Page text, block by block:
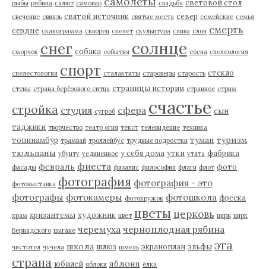
рыбы рябина салют самовар свадьба световой стол
свечение свиязь святой источник святые места север семейские семья
сердце сканограмма скворец скелет скульптура слива слон смерть
сморчок снег собака события солнце сосна спелеология
спелестология спорт сталактиты староверы старость стекло
стены страна берёзового ситца страницы истории странное стрим
стройка студия сугроб сфера счастье сын
таджики творчество театр огня текст телевидение техника
топинамбур трамвай троллейбус трудные подростки туман туризм
тюльпаны убунту уединенное у себя дома утки утята фабрика
фасады февраль фиеста физалис философия флаги флот фото
фотовыставка фотография фотография - это
фотографы фотокамеры фотокружок фотошкола фреска
храм хризантемы художник цвет цветы церковь цирк цирк
Вернадского цыгане черемуха черноплодная рябина
чистотел чучела школа шлюз шмель экраноплан эльфы эта
страна юбилей яблоки яблоня ёлка